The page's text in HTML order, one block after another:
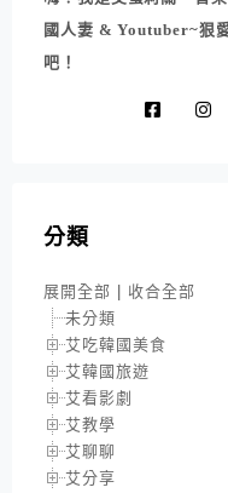
國人妻 & Youtuber~狠
吧！
分類
展開全部
收合全部
未分類
艾吃韓國美食
艾韓國旅遊
艾看影劇
艾教學
艾聊聊
艾分享